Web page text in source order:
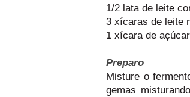
1/2 lata de leite
3 xícaras de leite
1 xícara de açúcar
Preparo
Misture o
gemas